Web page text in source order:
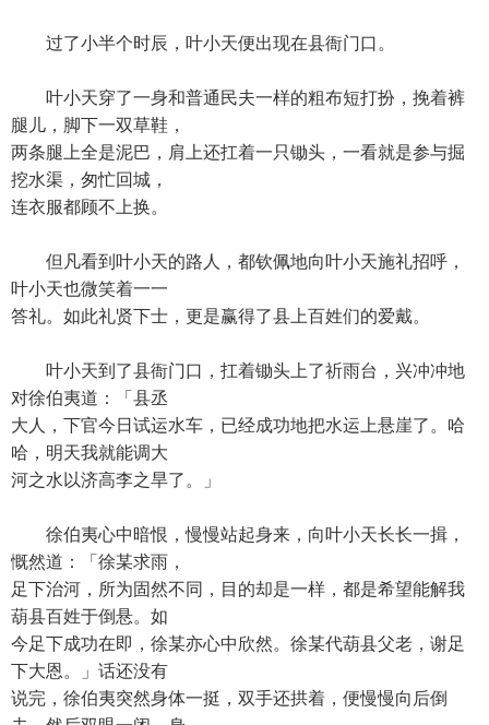
过了小半个时辰，叶小天便出现在县衙门口。
叶小天穿了一身和普通民夫一样的粗布短打扮，挽着裤
腿儿，脚下一双草鞋，
两条腿上全是泥巴，肩上还扛着一只锄头，一看就是参与掘
挖水渠，匆忙回城，
连衣服都顾不上换。
但凡看到叶小天的路人，都钦佩地向叶小天施礼招呼，
叶小天也微笑着一一
答礼。如此礼贤下士，更是赢得了县上百姓们的爱戴。
叶小天到了县衙门口，扛着锄头上了祈雨台，兴冲冲地
对徐伯夷道：「县丞
大人，下官今日试运水车，已经成功地把水运上悬崖了。哈
哈，明天我就能调大
河之水以济高李之旱了。」
徐伯夷心中暗恨，慢慢站起身来，向叶小天长长一揖，
慨然道：「徐某求雨，
足下治河，所为固然不同，目的却是一样，都是希望能解我
葫县百姓于倒悬。如
今足下成功在即，徐某亦心中欣然。徐某代葫县父老，谢足
下大恩。」话还没有
说完，徐伯夷突然身体一挺，双手还拱着，便慢慢向后倒